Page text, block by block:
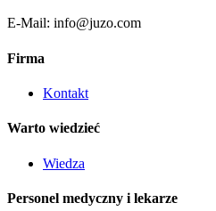
E-Mail: info@juzo.com
Firma
Kontakt
Warto wiedzieć
Wiedza
Personel medyczny i lekarze